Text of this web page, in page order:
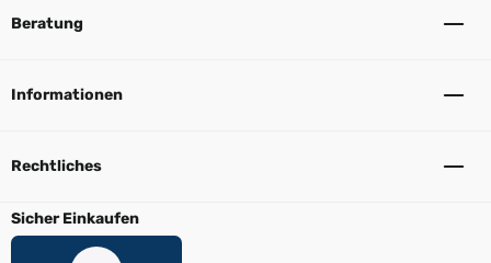
Beratung
Informationen
Rechtliches
Sicher Einkaufen